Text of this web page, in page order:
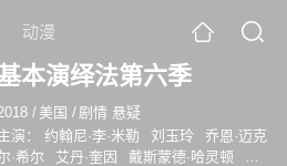
动漫
本演绎法第六季
/ 美国 /剧情 悬疑
演：
约翰尼·李·米勒 刘玉玲
乔恩·迈克
·希尔
艾丹·奎因 戴斯蒙德·哈灵顿
布